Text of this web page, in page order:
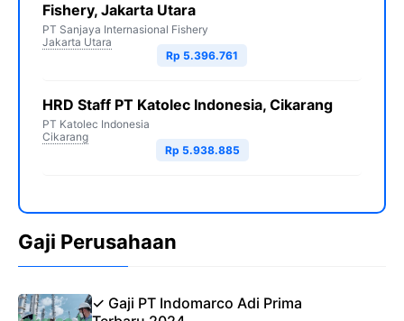
Fishery, Jakarta Utara
PT Sanjaya Internasional Fishery
Jakarta Utara
Rp 5.396.761
HRD Staff PT Katolec Indonesia, Cikarang
PT Katolec Indonesia
Cikarang
Rp 5.938.885
Gaji Perusahaan
✓ Gaji PT Indomarco Adi Prima